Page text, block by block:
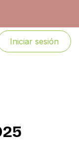
Iniciar sesión